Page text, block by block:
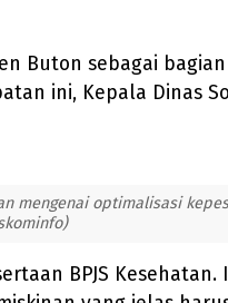
Buton sebagai
ini, Kepala Dinas
mengenai optimalisasi
BPJS